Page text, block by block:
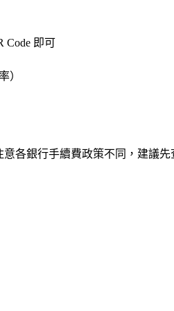
Code 即可
）
各銀行手續費政策不同，建議先